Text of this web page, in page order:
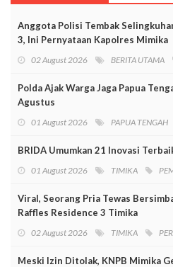
Anggota Polisi Tembak
3, Ini Pernyataan Kapolres Mimika
02 August 2026 BERITA UTAMA
Polda Ajak Warga Jaga Papua
Agustus
01 August 2026 PAPUA TENGAH
BRIDA Umumkan 21 Inovasi
01 August 2026 TIMIKA
Viral, Seorang Pria Tewas
Raffles Residence 3 Timika
02 August 2026 TIMIKA
Meski Izin Ditolak, KNPB Mimika